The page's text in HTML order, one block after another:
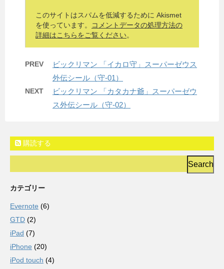
このサイトはスパムを低減するために Akismet
を使っています。
コメントデータの処理方法の
詳細はこちらをご覧ください。
PREV
ビックリマン 「イカロ守」スーパーゼウス
外伝シール（守-01）
NEXT
ビックリマン 「カタカナ爺」スーパーゼウ
ス外伝シール（守-02）
購読する
カテゴリー
Evernote (6)
GTD (2)
iPad (7)
iPhone (20)
iPod touch (4)